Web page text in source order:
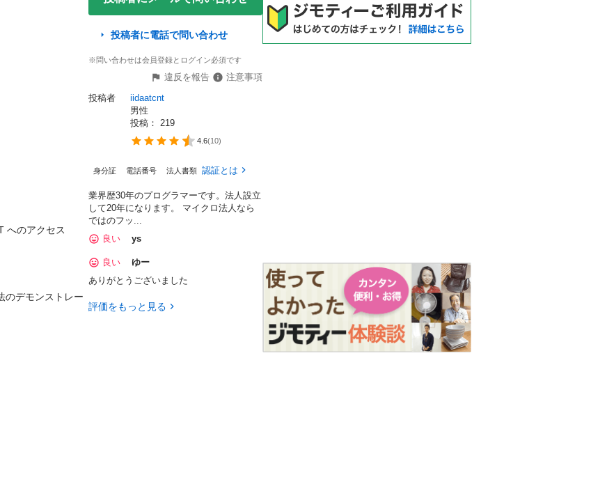
へのアクセス
のデモンストレー
投稿者に電話で問い合わせ
※問い合わせは会員登録とログイン必須です
違反を報告
注意事項
投稿者
iidaatcnt
男性
投稿： 219
4.6(10)
身分証 電話番号 法人書類 認証とは
業界歴30年のプログラマーです。法人設立
して20年になります。 マイクロ法人なら
ではのフッ...
良い
ys
良い
ゆー
ありがとうございました
評価をもっと見る